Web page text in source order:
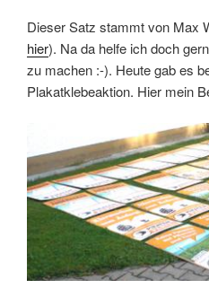
Dieser Satz stammt von Max
hier). Na da helfe ich doch
zu machen :-). Heute gab es
Plakatklebeaktion. Hier mein